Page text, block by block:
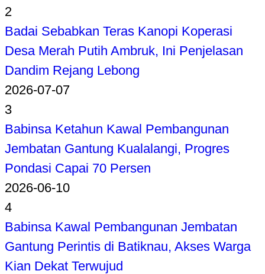
2
Badai Sebabkan Teras Kanopi Koperasi
Desa Merah Putih Ambruk, Ini Penjelasan
Dandim Rejang Lebong
2026-07-07
3
Babinsa Ketahun Kawal Pembangunan
Jembatan Gantung Kualalangi, Progres
Pondasi Capai 70 Persen
2026-06-10
4
Babinsa Kawal Pembangunan Jembatan
Gantung Perintis di Batiknau, Akses Warga
Kian Dekat Terwujud